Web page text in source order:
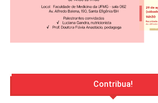
Contribua!